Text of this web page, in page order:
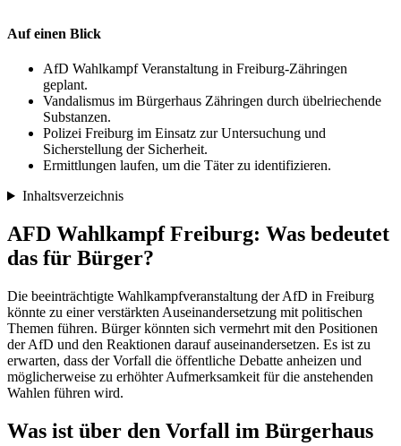
Auf einen Blick
AfD Wahlkampf Veranstaltung in Freiburg-Zähringen
geplant.
Vandalismus im Bürgerhaus Zähringen durch übelriechende
Substanzen.
Polizei Freiburg im Einsatz zur Untersuchung und
Sicherstellung der Sicherheit.
Ermittlungen laufen, um die Täter zu identifizieren.
Inhaltsverzeichnis
AFD Wahlkampf Freiburg: Was bedeutet
das für Bürger?
Die beeinträchtigte Wahlkampfveranstaltung der AfD in Freiburg
könnte zu einer verstärkten Auseinandersetzung mit politischen
Themen führen. Bürger könnten sich vermehrt mit den Positionen
der AfD und den Reaktionen darauf auseinandersetzen. Es ist zu
erwarten, dass der Vorfall die öffentliche Debatte anheizen und
möglicherweise zu erhöhter Aufmerksamkeit für die anstehenden
Wahlen führen wird.
Was ist über den Vorfall im Bürgerhaus